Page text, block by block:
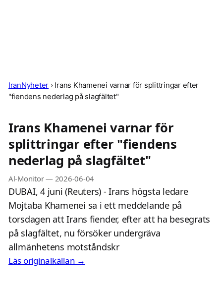
IranNyheter › Irans Khamenei varnar för splittringar efter
"fiendens nederlag på slagfältet"
Irans Khamenei varnar för
splittringar efter "fiendens
nederlag på slagfältet"
Al-Monitor— 2026-06-04
DUBAI, 4 juni (Reuters) - Irans högsta ledare
Mojtaba Khamenei sa i ett meddelande på
torsdagen att Irans fiender, efter att ha besegrats
på slagfältet, nu försöker undergräva
allmänhetens motståndskr
Läs originalkällan →